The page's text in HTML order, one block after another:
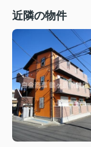
近隣の物件